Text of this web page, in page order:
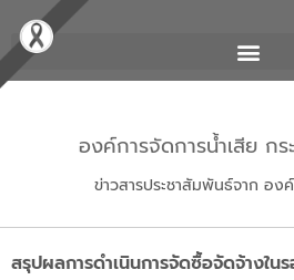
องค์การจัดการน้ำเสีย กร
ข่าวสารประชาสัมพันธ์จาก อง
สรุปผลการดำเนินการจัดซื้อจัดจ้างใน